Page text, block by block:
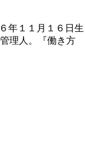
年１１月１６日生
管理人。『働き方